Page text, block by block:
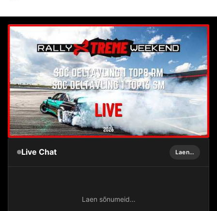
Live Chat Laen…
Laen sõnumeid…